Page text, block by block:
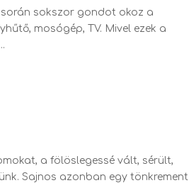
során sokszor gondot okoz a
mosógép, TV. Mivel ezek a
a fölöslegessé vált, sérült,
Sajnos azonban egy tönkrement